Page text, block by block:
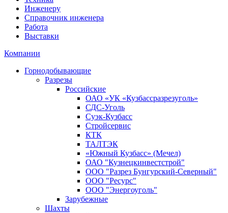
Инженеру
Справочник инженера
Работа
Выставки
Компании
Горнодобывающие
Разрезы
Российские
ОАО «УК «Кузбассразрезуголь»
СДС-Уголь
Суэк-Кузбасс
Стройсервис
КТК
ТАЛТЭК
«Южный Кузбасс» (Мечел)
ОАО "Кузнецкинвестстрой"
ООО "Разрез Бунгурский-Северный"
ООО "Ресурс"
ООО "Энергоуголь"
Зарубежные
Шахты